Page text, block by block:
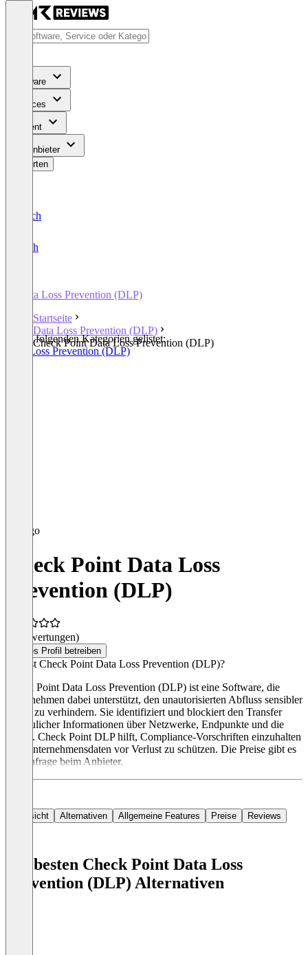
Software
Services
Content
Für Anbieter
Bewerten
Deutsch
English
Data Loss Prevention (DLP)
Startseite
Data Loss Prevention (DLP)
Check Point Data Loss Prevention (DLP)
In den folgenden Kategorien gelistet:
Data Loss Prevention (DLP)
Check Point Data Loss
Prevention (DLP)
(0 Bewertungen)
Dieses Profil betreiben
Was ist Check Point Data Loss Prevention (DLP)?
Check Point Data Loss Prevention (DLP) ist eine Software, die
Unternehmen dabei unterstützt, den unautorisierten Abfluss sensibler
Daten zu verhindern. Sie identifiziert und blockiert den Transfer
vertraulicher Informationen über Netzwerke, Endpunkte und die
Cloud. Check Point DLP hilft, Compliance-Vorschriften einzuhalten
und Unternehmensdaten vor Verlust zu schützen. Die Preise gibt es
auf Anfrage beim Anbieter.
Übersicht Alternativen Allgemeine Features Preise Reviews
Die besten Check Point Data Loss
Prevention (DLP) Alternativen